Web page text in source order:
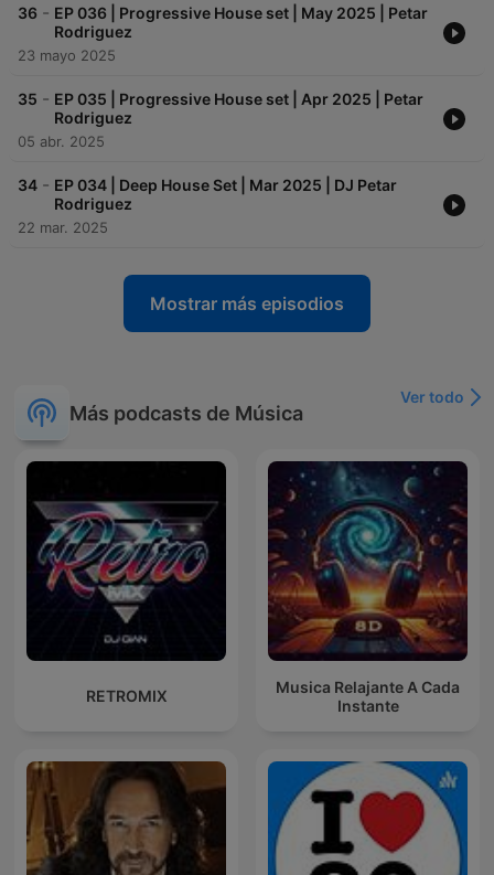
36 - EP 036 | Progressive House set | May 2025 | Petar
Rodriguez
23 mayo 2025
35 - EP 035 | Progressive House set | Apr 2025 | Petar
Rodriguez
05 abr. 2025
34 - EP 034 | Deep House Set | Mar 2025 | DJ Petar
Rodriguez
22 mar. 2025
Mostrar más episodios
Más podcasts de Música
Ver todo
RETROMIX
Musica Relajante A Cada
Instante